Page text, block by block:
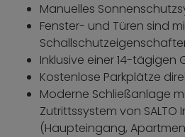
Manuelles
Fenster- und Türen sind
Inklusive einer 14-tägigen
Kostenlose Parkplätze
Moderne Schließanlage
Zutrittssystem von SALTO
(Haupteingang,